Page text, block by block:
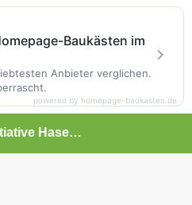
Bürgerinitiative Hasenthal
Baukästen im
Anbieter verglichen.
powered by homepage-baukasten.de